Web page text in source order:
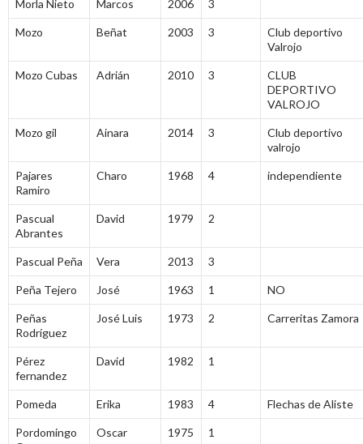
Morla Nieto Marcos 2006 3
Mozo Beñat 2003 3
Club deportivo
Valrojo
Mozo Cubas Adrián 2010 3
CLUB
DEPORTIVO
VALROJO
Mozo gil Ainara 2014 3
Club deportivo
valrojo
Pajares
Ramiro
Charo 1968 4 independiente
Pascual
Abrantes
David 1979 2
Pascual Peña Vera 2013 3
Peña Tejero José 1963 1 NO
Peñas
Rodríguez
José Luis 1973 2 Carreritas Zamora
Pérez
fernandez
David 1982 1
Pomeda Erika 1983 4 Flechas de Aliste
Pordomingo
Oscar 1975 1